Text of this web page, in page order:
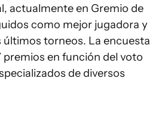
actualmente en Gremio de
como mejor jugadora y
últimos torneos. La encuesta
premios en función del voto
de diversos